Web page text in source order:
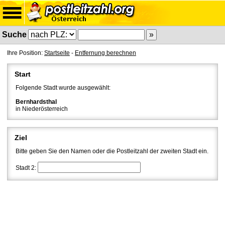
Suche
Ihre Position: Startseite - Entfernung berechnen
Start
Folgende Stadt wurde ausgewählt:
Bernhardsthal
in Niederösterreich
Ziel
Bitte geben Sie den Namen oder die Postleitzahl der zweiten Stadt ein.
Stadt 2: